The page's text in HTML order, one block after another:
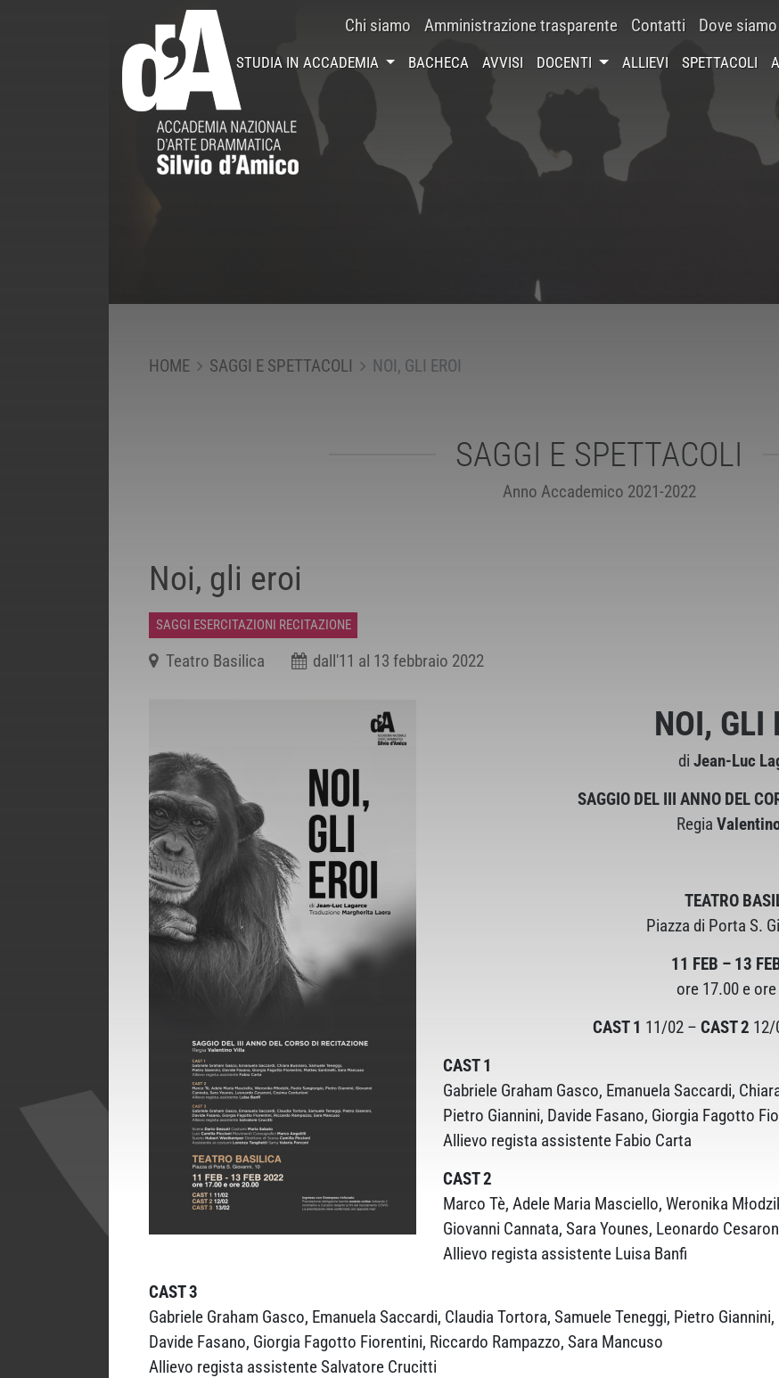
Chi siamo Amministrazione trasparente Contatti Dove siamo
STUDIA IN ACCADEMIA BACHECA AVVISI DOCENTI ALLIEVI SPETTACOLI
HOME SAGGI E SPETTACOLI NOI, GLI EROI
SAGGI E SPETTACOLI
Anno Accademico 2021-2022
Noi, gli eroi
SAGGI ESERCITAZIONI RECITAZIONE
Teatro Basilica dall'11 al 13 febbraio 2022
NOI, GLI
di Jean-Luc
SAGGIO DEL III ANNO DEL
Regia
TEATRO
Piazza di Porta S.
11 FEB – 13
ore 17.00 e
CAST 1 11/02 – CAST 2 12/
CAST 1
Gabriele Graham Gasco, Emanuela Saccardi,
Pietro Giannini, Davide Fasano, Giorgia Fagotto
Allievo regista assistente Fabio Carta
CAST 2
Marco Tè, Adele Maria Masciello, Weronika
Giovanni Cannata, Sara Younes, Leonardo
Allievo regista assistente Luisa Banfi
CAST 3
Gabriele Graham Gasco, Emanuela Saccardi, Claudia Tortora, Samuele Teneggi, Pietro Giannini,
Davide Fasano, Giorgia Fagotto Fiorentini, Riccardo Rampazzo, Sara Mancuso
Allievo regista assistente Salvatore Crucitti